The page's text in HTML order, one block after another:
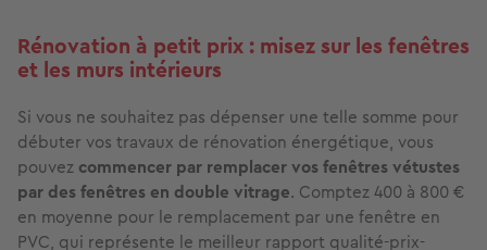
Rénovation à petit prix : misez sur les fenêtres
et les murs intérieurs
Si vous ne souhaitez pas dépenser une telle somme pour
débuter vos travaux de rénovation énergétique, vous
pouvez commencer par remplacer vos fenêtres vétustes
par des fenêtres en double vitrage. Comptez 400 à 800 €
en moyenne pour le remplacement par une fenêtre en
PVC, qui représente le meilleur rapport qualité-prix-